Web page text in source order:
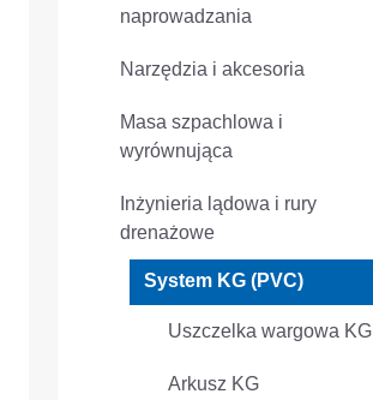
naprowadzania
Narzędzia i akcesoria
Masa szpachlowa i
wyrównująca
Inżynieria lądowa i rury
drenażowe
System KG (PVC)
Uszczelka wargowa KG
Arkusz KG